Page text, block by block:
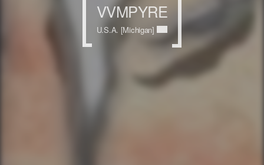
VVMPYRE
U.S.A. [Michigan]